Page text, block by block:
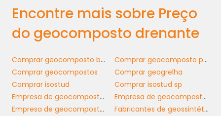
desde a construção civil até o gerenciamento
de recursos hídricos. Em obras de
infraestrutura, como rodovias e ferrovias,
manter as condições adequadas de uso,
permitindo o escoamento eficiente das
águas pluviais e evitando acúmulos que
podem comprometer a segurança dos
veículos e pedestres.
Encontre mais sobre Preço
do geocomposto drenante
Comprar geocomposto bentonítico
Comprar geocomposto para drenagem
Comprar geocompostos
Comprar geogrelha
Comprar isostud
Comprar isostud sp
Empresa de geocomposto bentonítico
Empresa de geocomposto drenante
Empresa de geocomposto para drenagem
Fabricantes de geossintéticos